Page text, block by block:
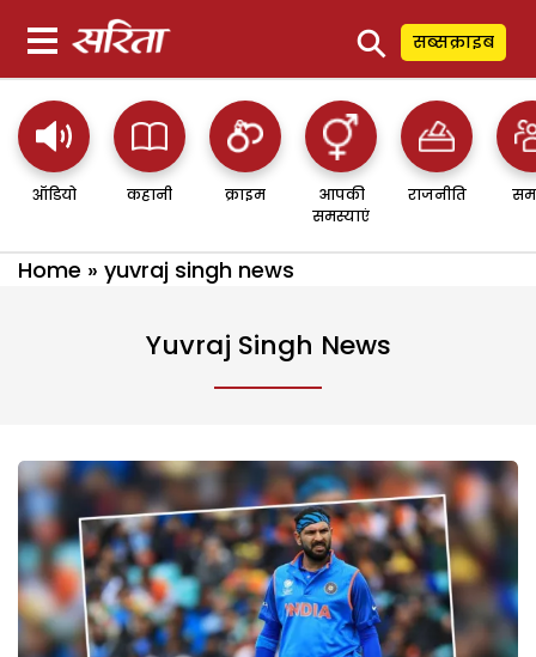
⚲ सब्सक्राइब
ऑडियो कहानी क्राइम
आपकी
समस्याएं
राजनीति
Home » yuvraj singh news
Yuvraj Singh News